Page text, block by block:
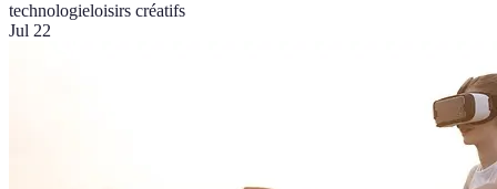
technologieloisirs créatifs
Jul 22